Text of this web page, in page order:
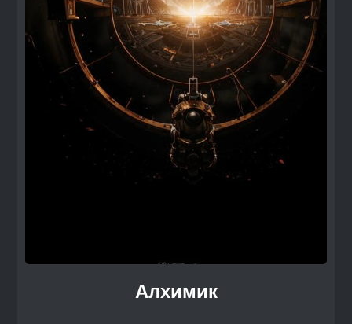
Алхимик